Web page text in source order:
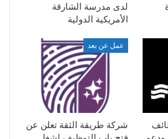
لدى مدرسة الشارقة
الأمريكية الدولية
عمل عن بعد
شركة طريقة الثقة تعلن عن